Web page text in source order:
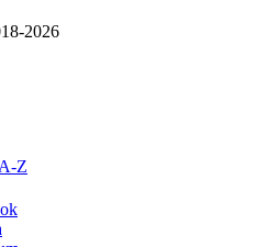
2026
Z